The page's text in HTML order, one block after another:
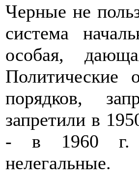
Черные не
система
особая,
Политические
порядков,
запретили в
- в 1960 г.
нелегальные.